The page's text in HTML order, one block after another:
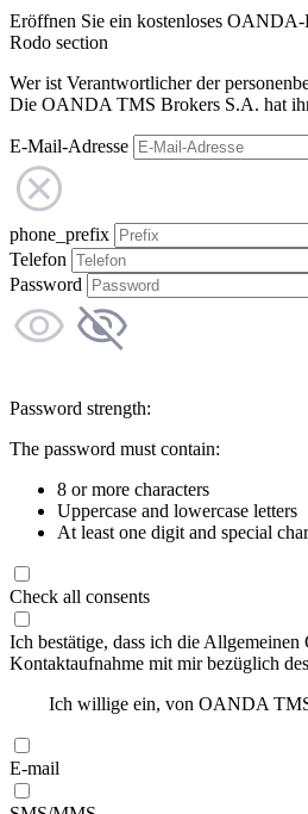
Eröffnen Sie ein kostenloses
Rodo section
Wer ist Verantwortlicher der
Die OANDA TMS Brokers S.A. hat
E-Mail-Adresse
phone_prefix
Telefon
Password
Password strength:
The password must contain:
8 or more characters
Uppercase and lowercase letters
At least one digit and special
Check all consents
Ich bestätige, dass ich die Allgemeinen
Kontaktaufnahme mit mir bezüglich
Ich willige ein, von OANDA TMS
E-mail